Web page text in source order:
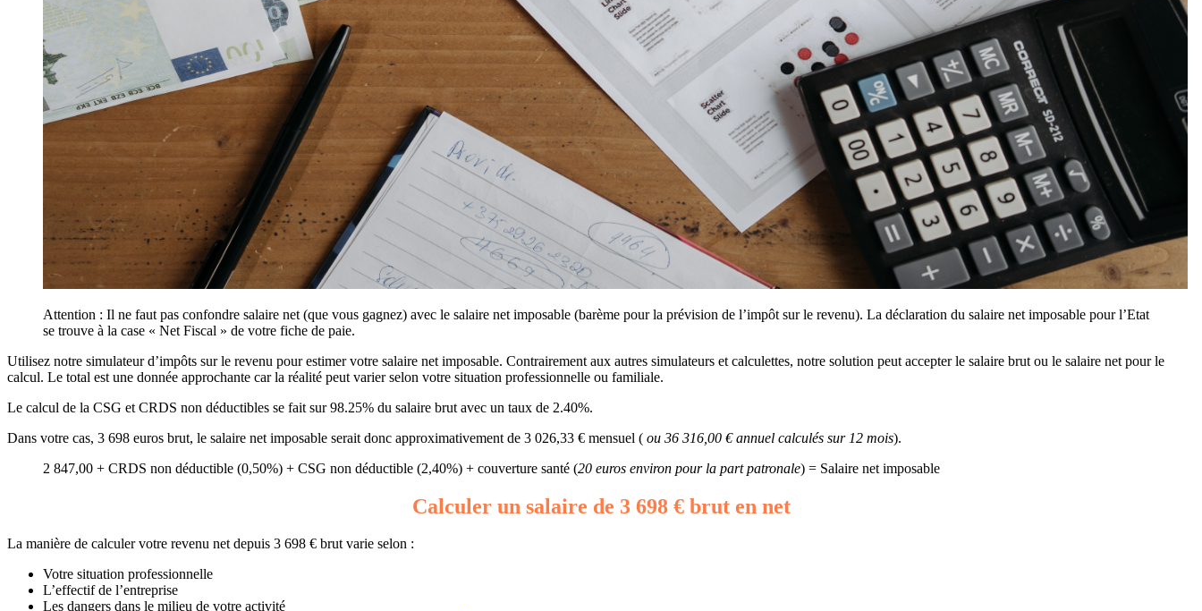
Attention : Il ne faut pas confondre salaire net (que vous gagnez) avec le salaire net imposable (barème pour la prévision de l’impôt sur le revenu). La déclaration du salaire net imposable pour l’Etat
se trouve à la case « Net Fiscal » de votre fiche de paie.
Utilisez notre simulateur d’impôts sur le revenu pour estimer votre salaire net imposable. Contrairement aux autres simulateurs et calculettes, notre solution peut accepter le salaire brut ou le salaire net pour le
calcul. Le total est une donnée approchante car la réalité peut varier selon votre situation professionnelle ou familiale.
Le calcul de la CSG et CRDS non déductibles se fait sur 98.25% du salaire brut avec un taux de 2.40%.
Dans votre cas, 3 698 euros brut, le salaire net imposable serait donc approximativement de 3 026,33 € mensuel ( ou 36 316,00 € annuel calculés sur 12 mois).
2 847,00 + CRDS non déductible (0,50%) + CSG non déductible (2,40%) + couverture santé (20 euros environ pour la part patronale) = Salaire net imposable
Calculer un salaire de 3 698 € brut en net
La manière de calculer votre revenu net depuis 3 698 € brut varie selon :
Votre situation professionnelle
L’effectif de l’entreprise
Les dangers dans le milieu de votre activité